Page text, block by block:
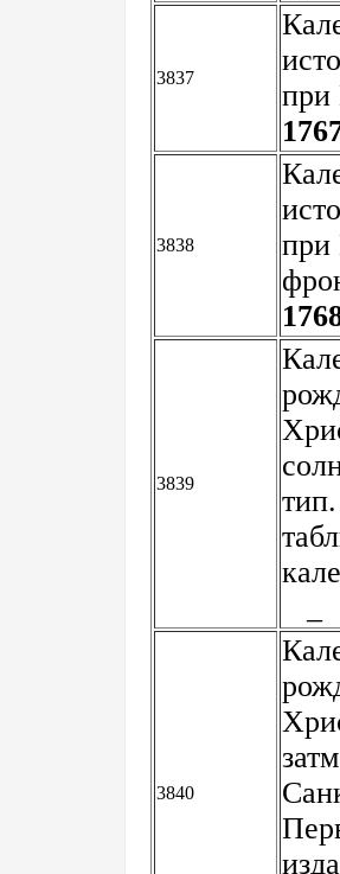
3837
3838
при
3839
3840